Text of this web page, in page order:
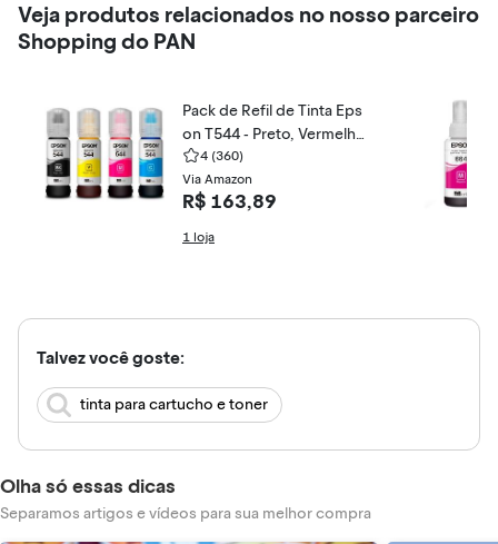
Veja produtos relacionados no nosso parceiro
Shopping do PAN
Pack de Refil de Tinta Eps
on T544 - Preto, Vermelh
o, Amarelo, Azul
4 (360)
Via Amazon
R$ 163,89
1 loja
Talvez você goste:
tinta para cartucho e toner
Olha só essas dicas
Separamos artigos e vídeos para sua melhor compra